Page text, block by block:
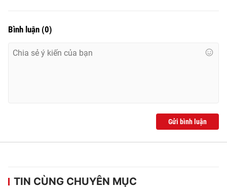
Bình luận (0)
Gửi bình luận
TIN CÙNG CHUYÊN MỤC